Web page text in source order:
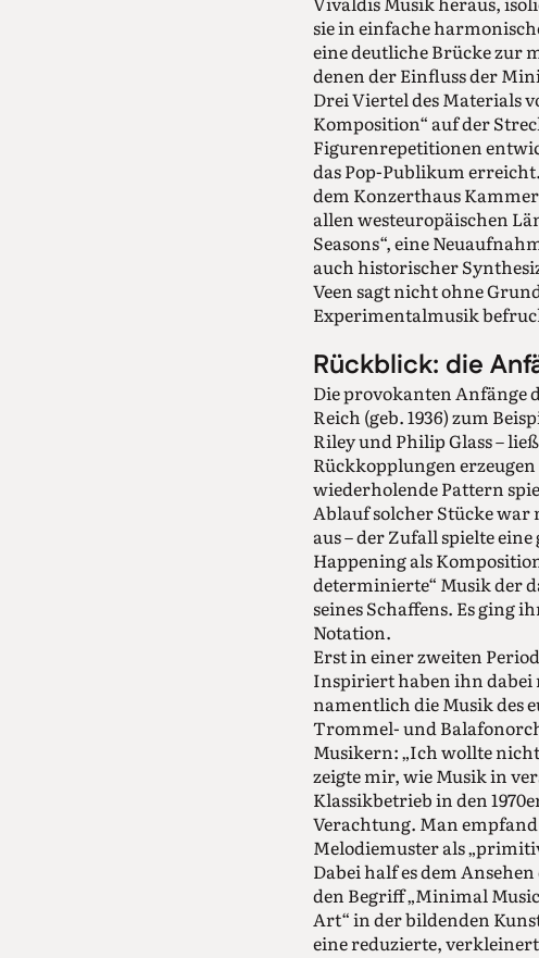
sie in einfache
eine deutliche Brücke zur
denen der Einfluss der
Drei Viertel des Materials
Komposition“ auf der
Figurenrepetitionen
das Pop-Publikum
dem Konzerthaus
allen westeuropäischen
Seasons“, eine
auch historischer
Veen sagt nicht ohne
Experimentalmusik
Rückblick: die
Die provokanten Anfänge
Reich (geb. 1936) zum
Riley und Philip Glass –
Rückkopplungen
wiederholende Pattern
Ablauf solcher Stücke war
aus – der Zufall spielte
Happening als
determinierte“ Musik der
seines Schaffens. Es ging
Notation.
Erst in einer zweiten
Inspiriert haben ihn dabei
namentlich die Musik des
Trommel- und
Musikern: „Ich wollte
zeigte mir, wie Musik in
Klassikbetrieb in den
Verachtung. Man
Melodiemuster als
Dabei half es dem
den Begriff „Minimal
Art“ in der bildenden
eine reduzierte,